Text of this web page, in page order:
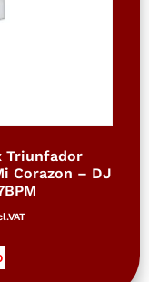
Triunfador
Corazon – DJ